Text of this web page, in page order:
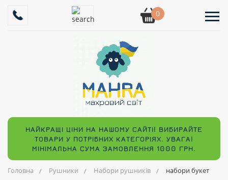
0
НАЙКРАЩІ ЦІНИ НА НАШОМУ САЙТІ! ВИБИРАЙТЕ
ТОВАРИ У ПОТРІБНИХ КАТЕГОРІЯХ. УВАГА!
МІНІМАЛЬНА СУМА ЗАМОВЛЕННЯ 1000 ГРН.
Головна Рушники Набори рушників набори букет